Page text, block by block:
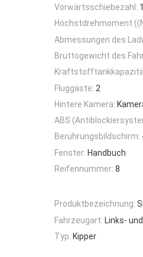
Vorwärtsschiebezahl:
Höchstdrehmoment
Abmessungen des
Bruttogewicht des
Fluggäste: 2
Hintere Kamera:
ABS
Berührungsbildschirm:
Fenster: Handbuch
Reifennummer: 8
Produktbezeichnung:
Fahrzeugart: Links-
Typ: Kipper